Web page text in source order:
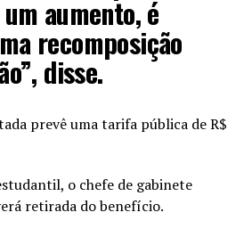
aumento, é
recomposição
disse.
prevê uma tarifa pública de R$
o chefe de gabinete
retirada do benefício.